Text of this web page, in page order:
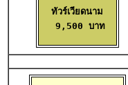
ทัวร์เวียดนาม
9,500 บาท